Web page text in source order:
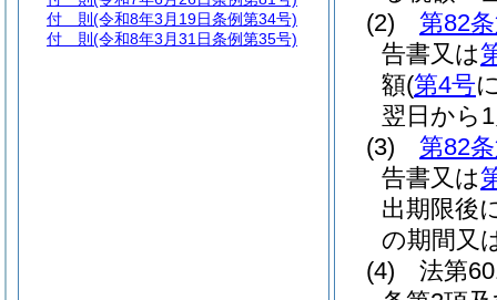
(2)
第82
告書又は
額(第4号
翌日から
(3)
第82
告書又は
出期限後
の期間又
(4)
法第
付 則 (令和8年3月19日条例第34号)
付 則 (令和8年3月31日条例第35号)